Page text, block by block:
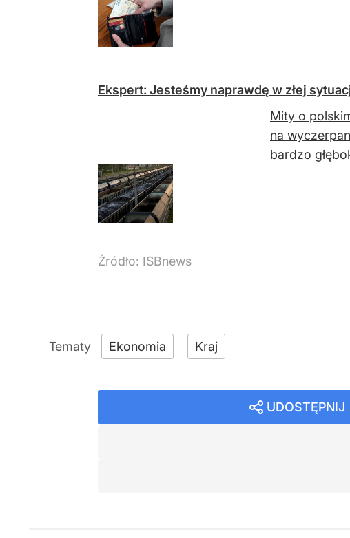
Ekspert: Jesteśmy naprawdę w złej
Mity o
na
bardzo
Źródło: ISBnews
Ekonomia Kraj
UDOSTĘPNIJ